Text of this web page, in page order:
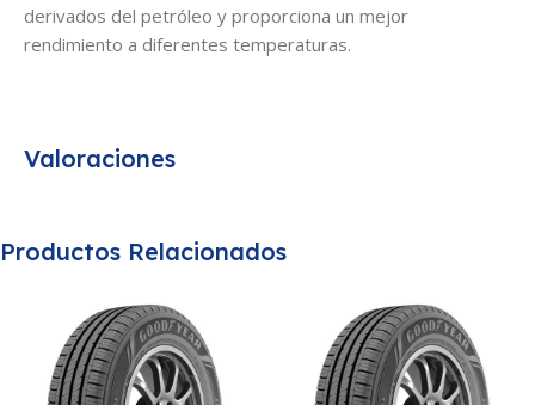
derivados del petróleo y proporciona un mejor
rendimiento a diferentes temperaturas.
Valoraciones
Productos Relacionados